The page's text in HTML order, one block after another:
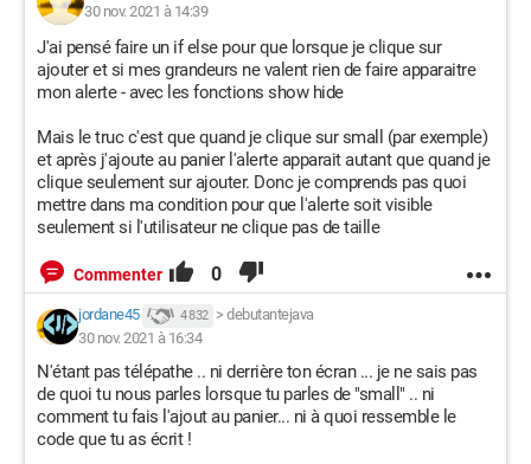
30 nov. 2021 à 14:39
J'ai pensé faire un if else pour que lorsque je clique sur
ajouter et si mes grandeurs ne valent rien de faire apparaitre
mon alerte - avec les fonctions show hide
Mais le truc c'est que quand je clique sur small (par exemple)
et après j'ajoute au panier l'alerte apparait autant que quand je
clique seulement sur ajouter. Donc je comprends pas quoi
mettre dans ma condition pour que l'alerte soit visible
seulement si l'utilisateur ne clique pas de taille
Commenter 0
jordane45 4 832 > debutantejava
30 nov. 2021 à 16:34
N'étant pas télépathe .. ni derrière ton écran ... je ne sais pas
de quoi tu nous parles lorsque tu parles de "small" .. ni
comment tu fais l'ajout au panier... ni à quoi ressemble le
code que tu as écrit !